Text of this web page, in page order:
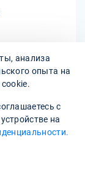
хорошие
анализа
опыта на
cookie.
с
на